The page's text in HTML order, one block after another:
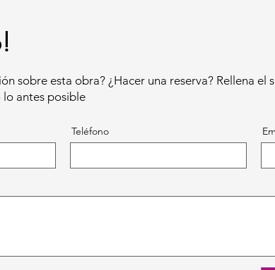
sobre esta obra? ¿Hacer una reserva? Rellena el
antes posible
Teléfono